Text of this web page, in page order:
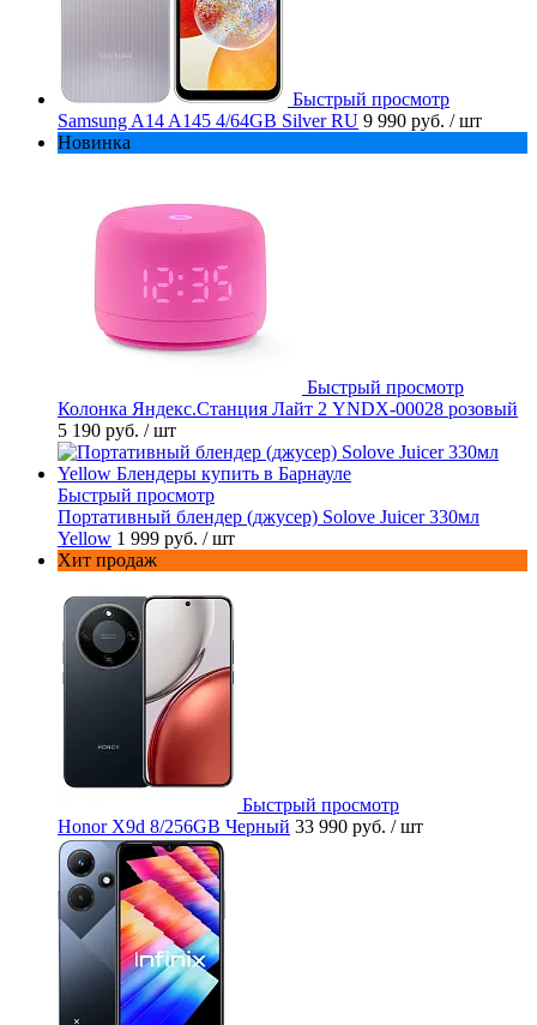
Быстрый просмотр
Samsung A14 A145 4/64GB Silver RU 9 990 руб. / шт
Новинка
Быстрый просмотр
Колонка Яндекс.Станция Лайт 2 YNDX-00028 розовый
5 190 руб. / шт
Быстрый просмотр
Портативный блендер (джусер) Solove Juicer 330мл
Yellow 1 999 руб. / шт
Хит продаж
Быстрый просмотр
Honor X9d 8/256GB Черный 33 990 руб. / шт